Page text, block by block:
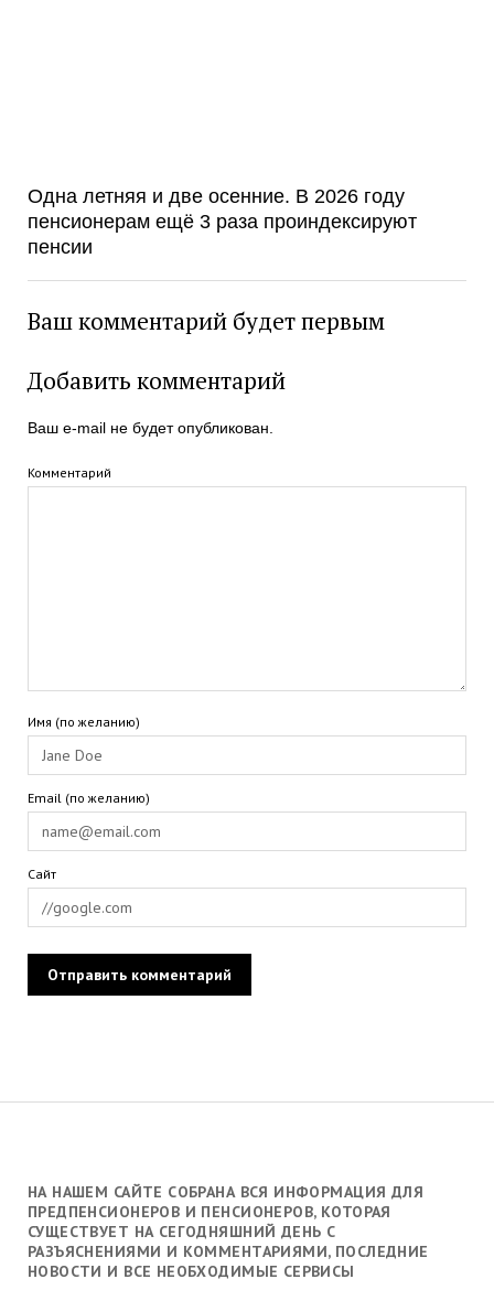
НА НАШЕМ САЙТЕ СОБРАНА ВСЯ ИНФОРМАЦИЯ ДЛЯ
ПРЕДПЕНСИОНЕРОВ И ПЕНСИОНЕРОВ, КОТОРАЯ
СУЩЕСТВУЕТ НА СЕГОДНЯШНИЙ ДЕНЬ С
РАЗЪЯСНЕНИЯМИ И КОММЕНТАРИЯМИ, ПОСЛЕДНИЕ
НОВОСТИ И ВСЕ НЕОБХОДИМЫЕ СЕРВИСЫ
Одна летняя и две осенние. В 2026 году
пенсионерам ещё 3 раза проиндексируют
пенсии
Ваш комментарий будет первым
Добавить комментарий
Ваш e-mail не будет опубликован.
Комментарий
Имя (по желанию)
Email (по желанию)
Сайт